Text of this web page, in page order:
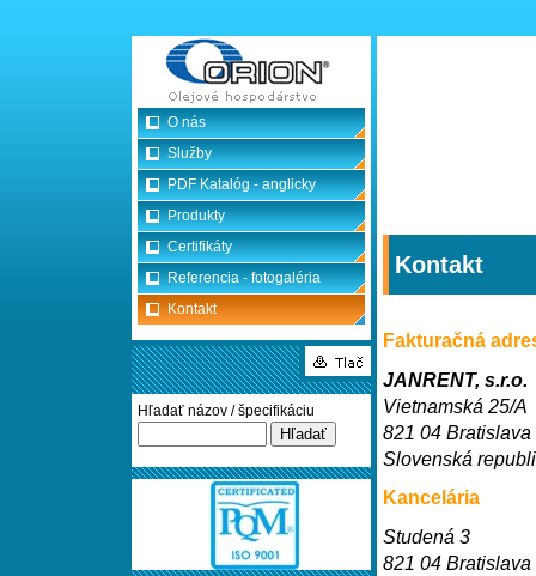
O nás
Služby
PDF Katalóg - anglicky
Produkty
Certifikáty
Referencia - fotogaléria
Kontakt
Hľadať názov / špecifikáciu
Kontakt
Fakturačná
JANRENT, s.r.o.
Vietnamská 25/A
821 04 Bratislava
Slovenská
Kancelária
Studená 3
821 04 Bratislava